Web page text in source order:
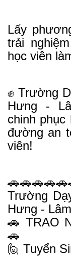
Lấy
trải
học viên
✊ Trường
Hưng -
chinh phục
đường an
viên!
Trường
Hưng -
🚗 TRAO
🚗
🙋 Tuyển